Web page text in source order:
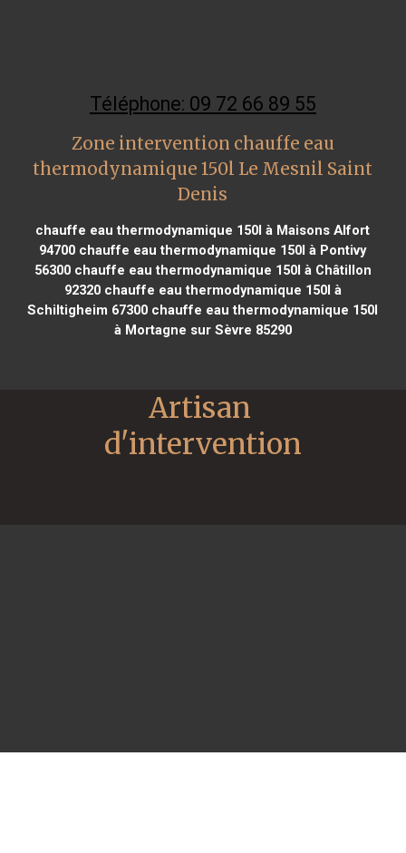
Téléphone: 09 72 66 89 55
Zone intervention chauffe eau
thermodynamique 150l Le Mesnil Saint
Denis
chauffe eau thermodynamique 150l à Maisons Alfort
94700 chauffe eau thermodynamique 150l à Pontivy
56300chauffe eau thermodynamique 150l à Châtillon
92320chauffe eau thermodynamique 150l à
Schiltigheim 67300 chauffe eau thermodynamique 150l
à Mortagne sur Sèvre 85290
Artisan
d'intervention